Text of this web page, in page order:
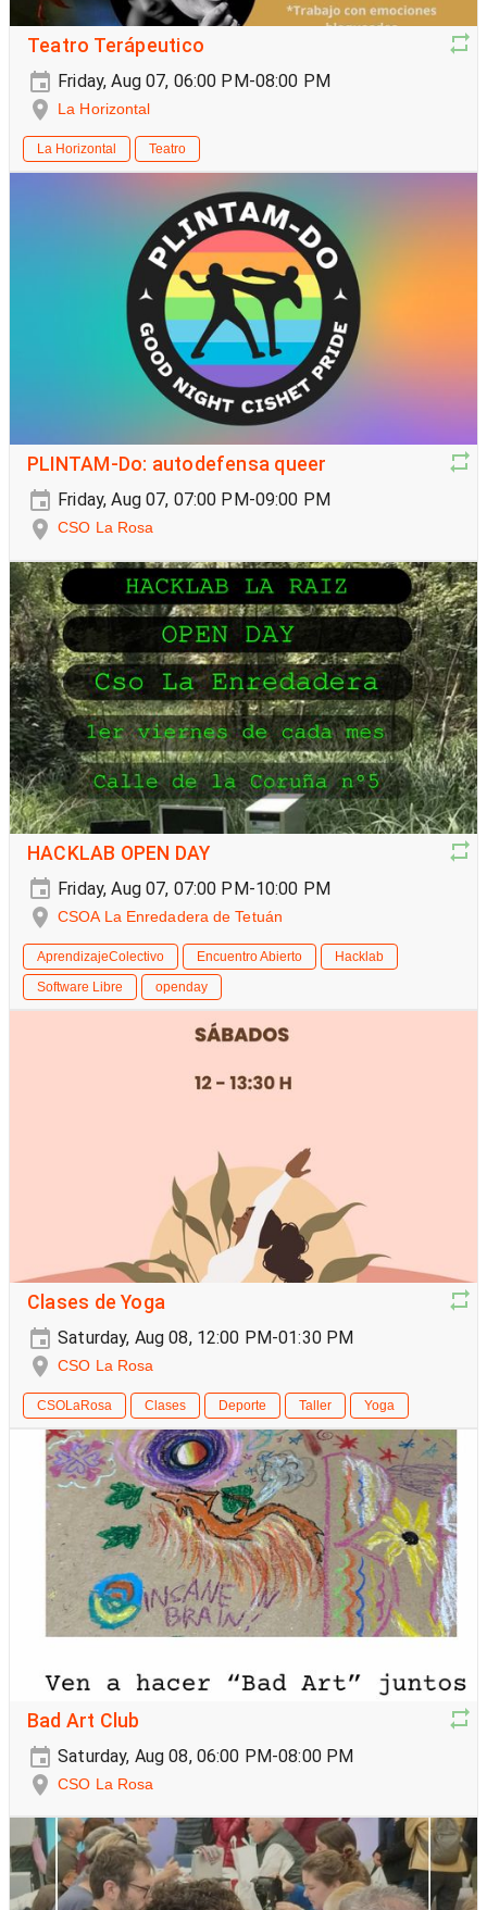
Teatro Terápeutico
Friday, Aug 07, 06:00 PM-08:00 PM
La Horizontal
La Horizontal Teatro
PLINTAM-Do: autodefensa queer
Friday, Aug 07, 07:00 PM-09:00 PM
CSO La Rosa
HACKLAB OPEN DAY
Friday, Aug 07, 07:00 PM-10:00 PM
CSOA La Enredadera de Tetuán
AprendizajeColectivo Encuentro Abierto
Hacklab
Software Libre
openday
Clases de Yoga
Saturday, Aug 08, 12:00 PM-01:30 PM
CSO La Rosa
CSOLaRosa Clases Deporte Taller Yoga
Bad Art Club
Saturday, Aug 08, 06:00 PM-08:00 PM
CSO La Rosa